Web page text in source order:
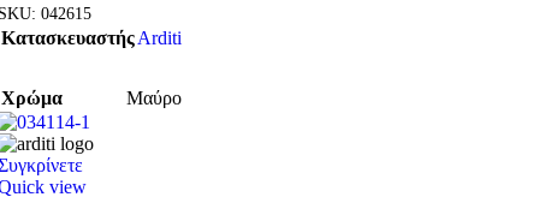
042615
ΚατασκευαστήςArditi
Χρώμα Μαύρο
view